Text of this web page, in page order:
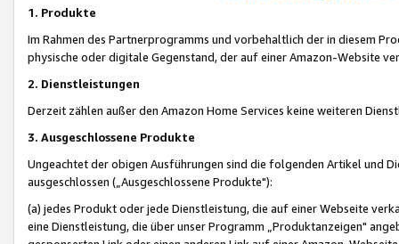
1. Produkte
Im Rahmen des Partnerprogramms und vorbehaltlich der in diesem
physische oder digitale Gegenstand, der auf einer Amazon-Website
2. Dienstleistungen
Derzeit zählen außer den Amazon Home Services keine weiteren
3. Ausgeschlossene Produkte
Ungeachtet der obigen Ausführungen sind die folgenden Artikel und
ausgeschlossen („Ausgeschlossene Produkte"):
(a) jedes Produkt oder jede Dienstleistung, die auf einer Webseite
eine Dienstleistung, die über unser Programm „Produktanzeigen"